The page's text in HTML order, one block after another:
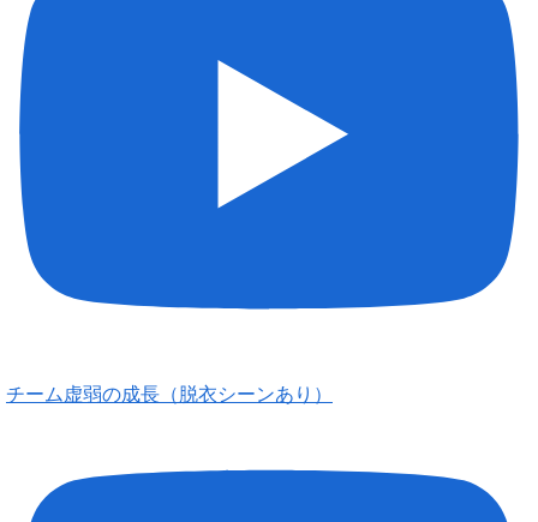
チーム虚弱の成長（脱衣シーンあり）